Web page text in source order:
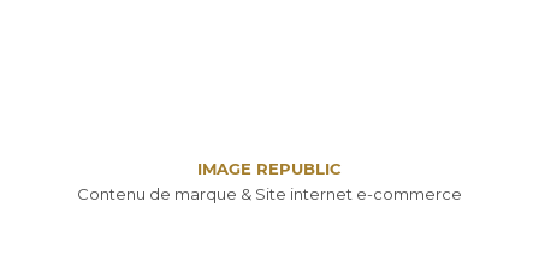
IMAGE REPUBLIC
Contenu de marque & Site internet e-commerce